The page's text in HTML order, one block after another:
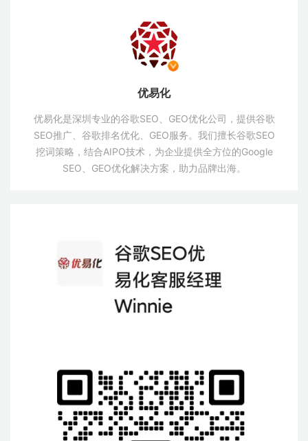
优易化
优易化是深圳专业的谷歌SEO、GEO优化公司，提供谷歌
SEO推广、谷歌排名优化、GEO服务。我们擅长谷歌SEO
挖词策略，结合AIPO技术，为企业提供全方位的Google
SEO、GEO优化解决方案，助力品牌出海。